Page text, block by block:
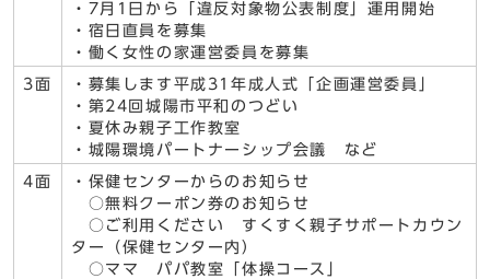
・7月1日から「違反対象物公表制度」運用開始
・宿日直員を募集
・働く女性の家運営委員を募集
3面
・募集します平成31年成人式「企画運営委員」
・第24回城陽市平和のつどい
・夏休み親子工作教室
・城陽環境パートナーシップ会議 など
4面
・保健センターからのお知らせ
○無料クーポン券のお知らせ
○ご利用ください すくすく親子サポートカウン
ター（保健センター内）
○ママ パパ教室「体操コース」